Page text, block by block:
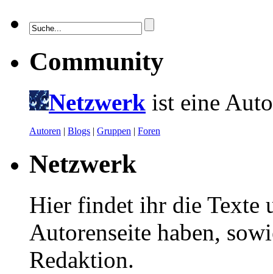
Community
Netzwerk ist eine
Autoren | Blogs | Gruppen | Foren
Netzwerk
Hier findet ihr die Texte
Autorenseite haben,
Redaktion.